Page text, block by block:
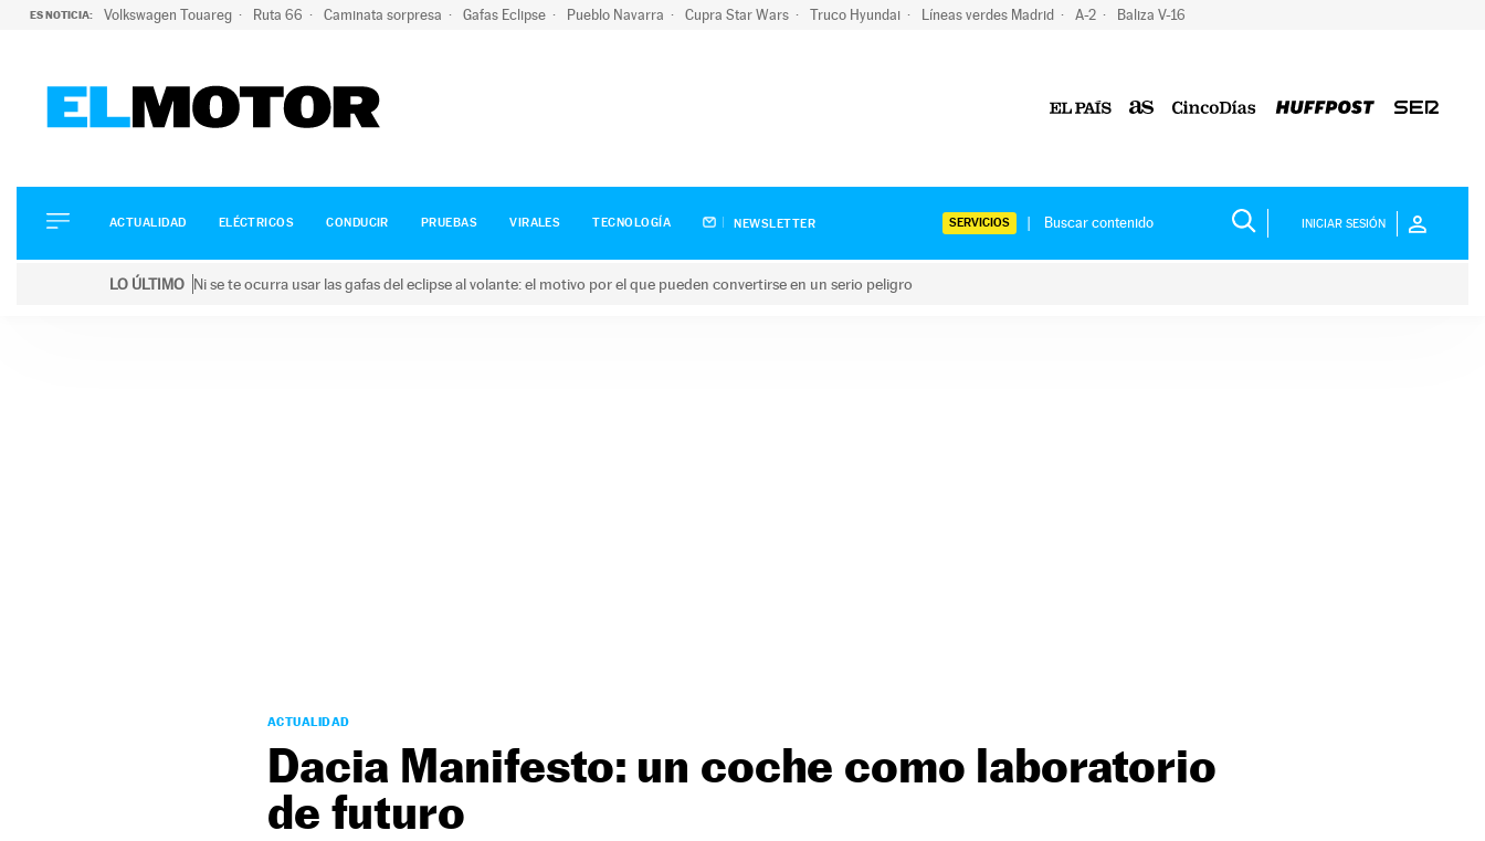
ES NOTICIA: Volkswagen Touareg Ruta 66 Caminata sorpresa Gafas Eclipse Pueblo Navarra Cupra Star Wars Truco Hyundai Líneas verdes Madrid A-2 Baliza V-16
ELÉCTRICOS
CONDUCIR
ACTUALIDAD ELÉCTRICOS CONDUCIR PRUEBAS VIRALES TECNOLOGÍA NEWSLETTER SERVICIOS INICIAR SESIÓN
LO ÚLTIMO Ni se te ocurra usar las gafas del eclipse al volante: el motivo por el que pueden convertirse en un serio peligro
ACTUALIDAD
Dacia Manifesto: un coche como laboratorio
de futuro